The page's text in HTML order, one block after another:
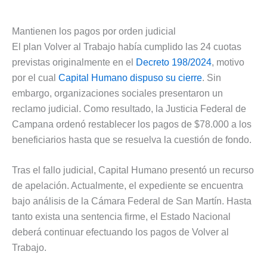
Mantienen los pagos por orden judicial
El plan Volver al Trabajo había cumplido las 24 cuotas
previstas originalmente en el
Decreto 198/2024, motivo
por el cual Capital Humano dispuso su cierre. Sin
embargo, organizaciones sociales presentaron un
reclamo judicial. Como resultado, la Justicia Federal de
Campana ordenó restablecer los pagos de $78.000 a los
beneficiarios hasta que se resuelva la cuestión de fondo.
Tras el fallo judicial, Capital Humano presentó un recurso
de apelación. Actualmente, el expediente se encuentra
bajo análisis de la Cámara Federal de San Martín. Hasta
tanto exista una sentencia firme, el Estado Nacional
deberá continuar efectuando los pagos de Volver al
Trabajo.